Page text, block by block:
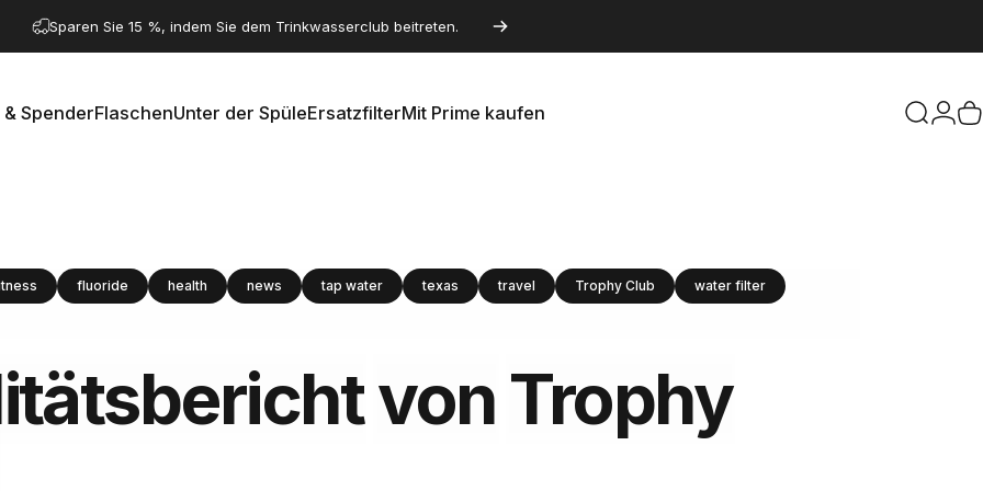
Haben Sie eine Frage? Besuchen Sie unsere Kontaktseite.
SpenderFlaschenUnter der SpüleErsatzfilterMit Prime kaufen Suche
fluoride health news tap water texas travel Trophy Club water filter
vonTrophy